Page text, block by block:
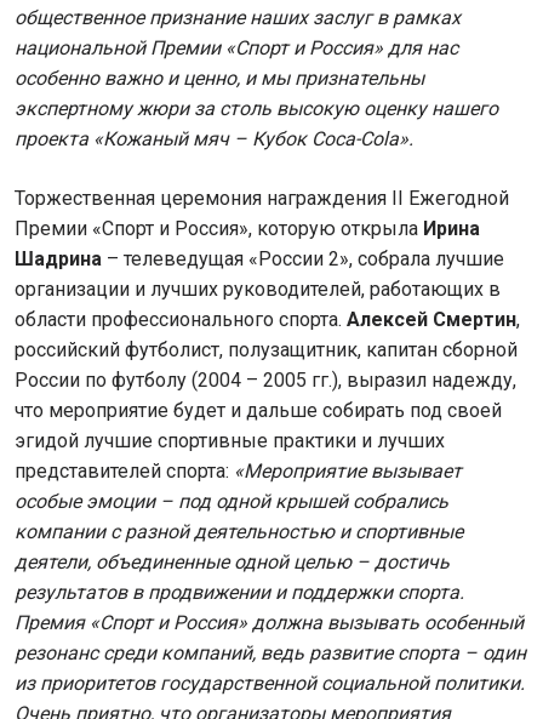
общественное признание наших заслуг в рамках
национальной Премии «Спорт и Россия» для нас
особенно важно и ценно, и мы признательны
экспертному жюри за столь высокую оценку нашего
проекта «Кожаный мяч – Кубок Coca-Cola».
Торжественная церемония награждения II Ежегодной
Премии «Спорт и Россия», которую открыла Ирина
Шадрина – телеведущая «России 2», собрала лучшие
организации и лучших руководителей, работающих в
области профессионального спорта. Алексей Смертин,
российский футболист, полузащитник, капитан сборной
России по футболу (2004 – 2005 гг.), выразил надежду,
что мероприятие будет и дальше собирать под своей
эгидой лучшие спортивные практики и лучших
представителей спорта: «Мероприятие вызывает
особые эмоции – под одной крышей собрались
компании с разной деятельностью и спортивные
деятели, объединенные одной целью – достичь
результатов в продвижении и поддержки спорта.
Премия «Спорт и Россия» должна вызывать особенный
резонанс среди компаний, ведь развитие спорта – один
из приоритетов государственной социальной политики.
Очень приятно, что организаторы мероприятия